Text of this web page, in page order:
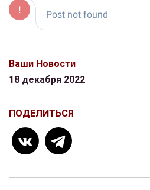
Ваши Новости
18 декабря 2022
ПОДЕЛИТЬСЯ